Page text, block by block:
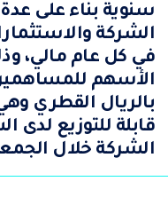
سنوية بناء على
الشركة
في كل عام مالي،
الأسهم
بالريال القطري
قابلة للتوزيع لدى
الشركة خلال